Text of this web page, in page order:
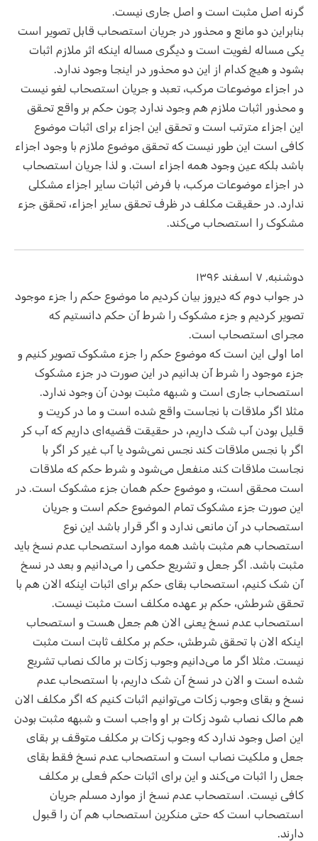
گرنه اصل مثبت است و اصل جاری نیست.
بنابراین دو مانع و محذور در جریان استصحاب قابل تصویر است
یکی مساله لغویت است و دیگری مساله اینکه اثر ملازم اثبات
بشود و هیچ کدام از این دو محذور در اینجا وجود ندارد.
در اجزاء موضوعات مرکب، تعبد و جریان استصحاب لغو نیست
و محذور اثبات ملازم هم وجود ندارد چون حکم بر واقع تحقق
این اجزاء مترتب است و تحقق این اجزاء برای اثبات موضوع
کافی است این طور نیست که تحقق موضوع ملازم با وجود اجزاء
باشد بلکه عین وجود همه اجزاء است. و لذا جریان استصحاب
در اجزاء موضوعات مرکب، با فرض اثبات سایر اجزاء مشکلی
ندارد. در حقیقت مکلف در ظرف تحقق سایر اجزاء، تحقق جزء
مشکوک را استصحاب می‌کند.
دوشنبه, ۷ اسفند ۱۳۹۶
در جواب دوم که دیروز بیان کردیم ما موضوع حکم را جزء موجود
تصویر کردیم و جزء مشکوک را شرط آن حکم دانستیم که
مجرای استصحاب است.
اما اولی این است که موضوع حکم را جزء مشکوک تصویر کنیم و
جزء موجود را شرط آن بدانیم در این صورت در جزء مشکوک
استصحاب جاری است و شبهه مثبت بودن آن وجود ندارد.
مثلا اگر ملاقات با نجاست واقع شده است و ما در کریت و
قلیل بودن آب شک داریم، در حقیقت قضیه‌ای داریم که آب کر
اگر با نجس ملاقات کند نجس نمی‌شود یا آب غیر کر اگر با
نجاست ملاقات کند منفعل می‌شود و شرط حکم که ملاقات
است محقق است، و موضوع حکم همان جزء مشکوک است. در
این صورت جزء مشکوک تمام الموضوع حکم است و جریان
استصحاب در آن مانعی ندارد و اگر قرار باشد این نوع
استصحاب هم مثبت باشد همه موارد استصحاب عدم نسخ باید
مثبت باشد. اگر جعل و تشریع حکمی را می‌دانیم و بعد در نسخ
آن شک کنیم، استصحاب بقای حکم برای اثبات اینکه الان هم با
تحقق شرطش، حکم بر عهده مکلف است مثبت نیست.
استصحاب عدم نسخ یعنی الان هم جعل هست و استصحاب
اینکه الان با تحقق شرطش، حکم بر مکلف ثابت است مثبت
نیست. مثلا اگر ما می‌دانیم وجوب زکات بر مالک نصاب تشریع
شده است و الان در نسخ آن شک داریم، با استصحاب عدم
نسخ و بقای وجوب زکات می‌توانیم اثبات کنیم که اگر مکلف الان
هم مالک نصاب شود زکات بر او واجب است و شبهه مثبت بودن
این اصل وجود ندارد که وجوب زکات بر مکلف متوقف بر بقای
جعل و ملکیت نصاب است و استصحاب عدم نسخ فقط بقای
جعل را اثبات می‌کند و این برای اثبات حکم فعلی بر مکلف
کافی نیست. استصحاب عدم نسخ از موارد مسلم جریان
استصحاب است که حتی منکرین استصحاب هم آن را قبول
دارند.